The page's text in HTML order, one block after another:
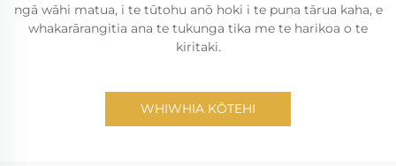
ngā wāhi matua, i te tūtohu anō hoki i te puna tārua kaha, e
whakarārangitia ana te tukunga tika me te harikoa o te
kiritaki.
WHIWHIA KŌTEHI